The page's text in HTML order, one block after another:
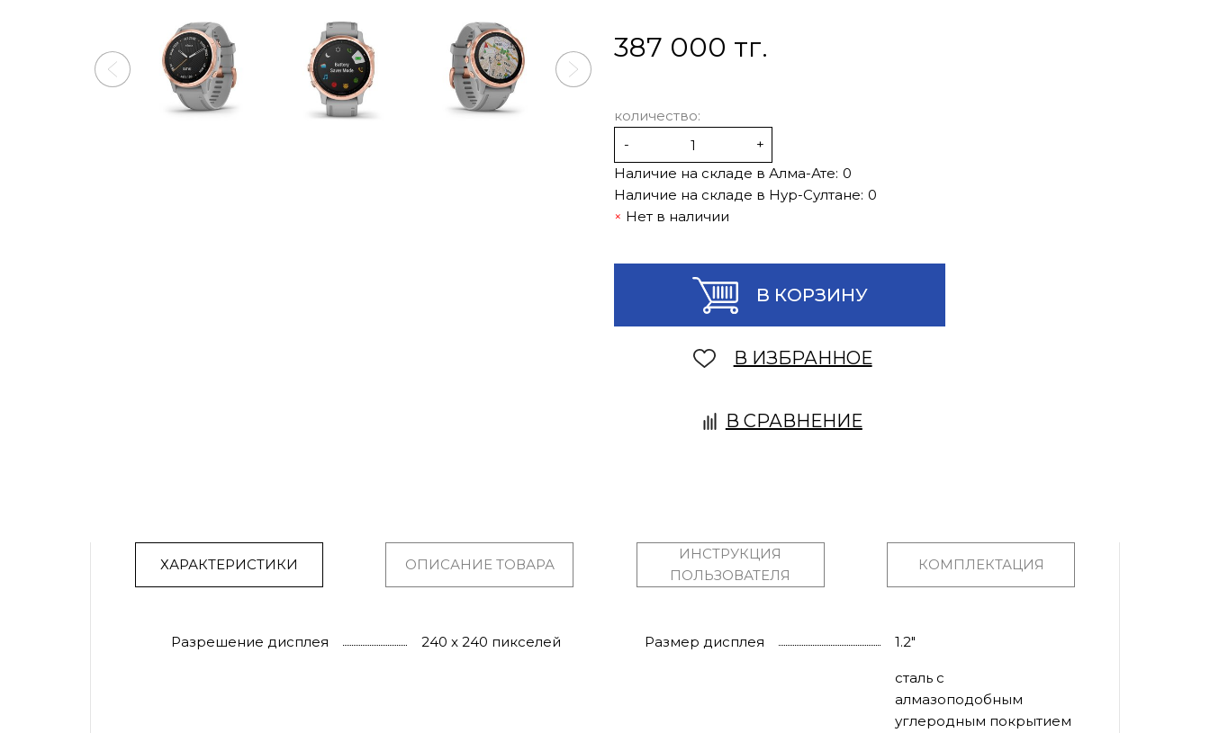
несколькими спутниковыми системами GNSS и датчиками для
387 000 тг.
количество:
-
+
Наличие на складе в Алма-Ате: 0
Наличие на складе в Нур-Султане: 0
Нет в наличии
В КОРЗИНУ
В ИЗБРАННОЕ
В СРАВНЕНИЕ
ХАРАКТЕРИСТИКИ ОПИСАНИЕ ТОВАРА
ИНСТРУКЦИЯ
ПОЛЬЗОВАТЕЛЯ
КОМПЛЕКТАЦИЯ
Разрешение дисплея 240 x 240 пикселей Размер дисплея 1.2"
сталь с
алмазоподобным
углеродным покрытием